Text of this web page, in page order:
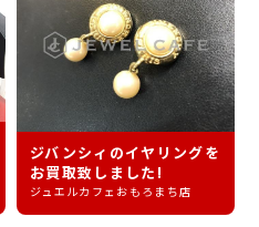
ジバンシィのイヤリングを
お買取致しました!
ジュエルカフェおもろまち店